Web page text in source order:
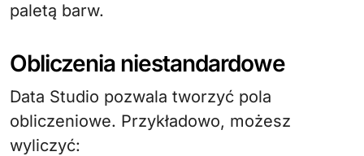
paletą barw.
Obliczenia niestandardowe
Data Studio pozwala tworzyć pola
obliczeniowe. Przykładowo, możesz
wyliczyć: